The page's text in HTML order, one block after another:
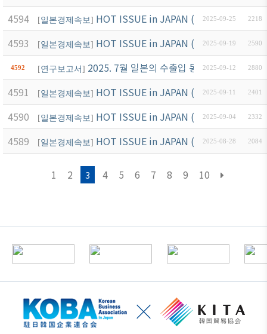
4594 [일본경제속보] HOT ISSUE in JAPAN (9월4호)
2025-09-25 2218
4593 [일본경제속보] HOT ISSUE in JAPAN (9월3호)
2025-09-19 2590
4592 [연구보고서] 2025. 7월 일본의 수출입 동향2025-09-12 2880
4591 [일본경제속보] HOT ISSUE in JAPAN (9월2호)
2025-09-11 2401
4590 [일본경제속보] HOT ISSUE in JAPAN (9월1호)
2025-09-04 2332
4589 [일본경제속보] HOT ISSUE in JAPAN (8월3호)
2025-08-28 2084
1 2 3 4 5 6 7 8 9 10